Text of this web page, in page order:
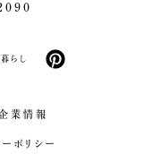
らし
業情報
ポリシー